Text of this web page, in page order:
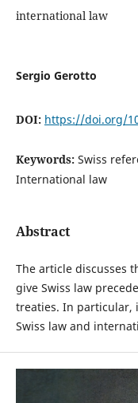
international law
Sergio Gerotto
DOI: https://doi.org/
Keywords: Swiss
International law
Abstract
The article discusses
give Swiss law
treaties. In particular,
Swiss law and